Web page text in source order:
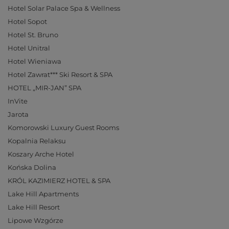
Hotel Solar Palace Spa & Wellness
Hotel Sopot
Hotel St. Bruno
Hotel Unitral
Hotel Wieniawa
Hotel Zawrat*** Ski Resort & SPA
HOTEL „MIR-JAN” SPA
InVite
Jarota
Komorowski Luxury Guest Rooms
Kopalnia Relaksu
Koszary Arche Hotel
Końska Dolina
KRÓL KAZIMIERZ HOTEL & SPA
Lake Hill Apartments
Lake Hill Resort
Lipowe Wzgórze